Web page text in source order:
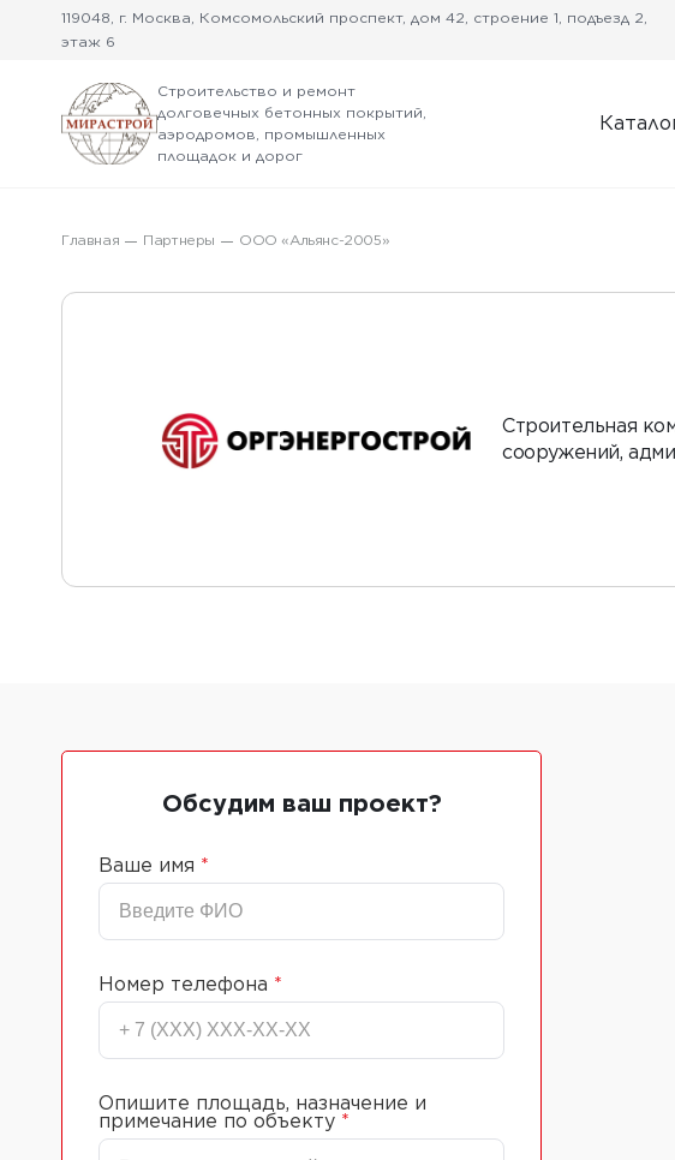
119048, г. Москва, Комсомольский проспект, дом 42, строение 1, подъезд 2,
этаж 6
Строительство и ремонт
долговечных бетонных покрытий,
аэродромов, промышленных
площадок и дорог
Главная Партнеры ООО «Альянс-2005»
Строительная
сооружений,
Обсудим ваш проект?
Ваше имя *
Номер телефона *
Опишите площадь, назначение и
примечание по объекту *